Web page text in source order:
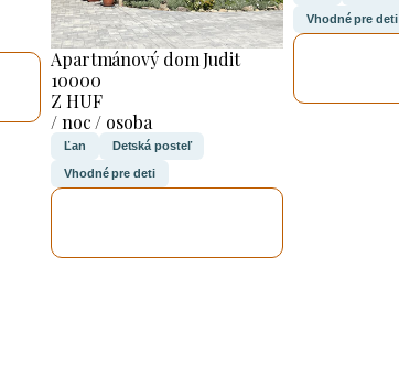
Apartmánový dom Judit
10000
Z HUF
/ noc / osoba
Ľan Detská posteľ
Vhodné pre deti
Vhodné pre deti